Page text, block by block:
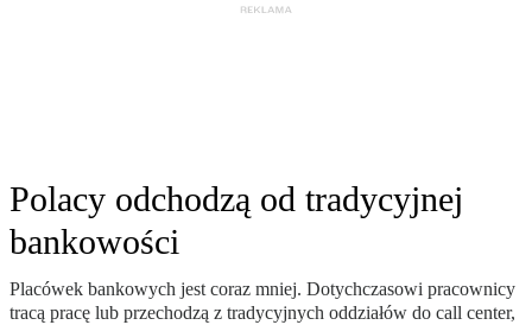
Polacy odchodzą od tradycyjnej
bankowości
Placówek bankowych jest coraz mniej. Dotychczasowi pracownicy
tracą pracę lub przechodzą z tradycyjnych oddziałów do call center,